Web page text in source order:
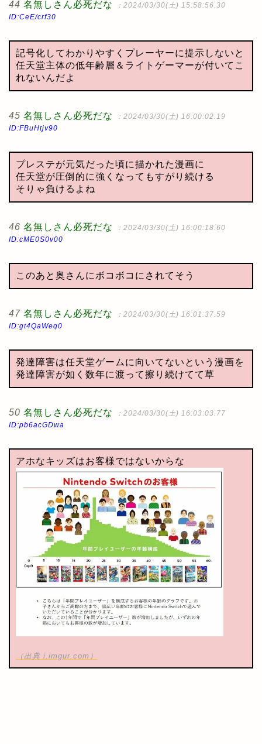
44 名無しさん必死だな
：2024/03/30(土) 15:58:56.30
ID:CeE/crf30
記号化してわかりやすくプレーヤーに提示しないと
任天堂主体の低年齢層＆ライトゲーマーが付いてこ
れないんだよ
45 名無しさん必死だな
：2024/03/30(土) 16:00:02.19
ID:FBuHtjv90
プレステが元気だった頃に描かれた漫画に
任天堂が圧倒的に強くなってもすがり続ける
そりゃ負けるよね
46 名無しさん必死だな
：2024/03/30(土) 16:00:18.60
ID:cME0S0v00
このあと奥さんにボコボコにされてそう
47 名無しさん必死だな
：2024/03/30(土) 16:01:37.59
ID:gt4QaWeq0
発達障害は任天堂ゲームに向いてないという漫画を
発達障害が如く数年に渡って擦り続けてて草
50 名無しさん必死だな
：2024/03/30(土) 16:03:03.77
ID:pb6acGDwa
アホなキッズはお客様ではないからな
（出典 i.imgur.com）